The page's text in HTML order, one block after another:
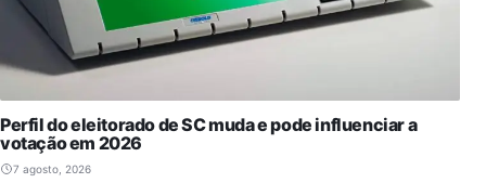
Perfil do eleitorado de SC muda e pode influenciar a
votação em 2026
7 agosto, 2026